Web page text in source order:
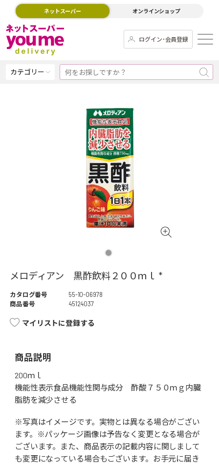
ネットスーパー オンラインショップ
ログイン･会員登録
カテゴリー
メロディアン 黒酢飲料２００ｍｌ *
カタログ番号
55-10-06978
商品番号
45124037
マイリストに登録する
商品説明
200ｍｌ
機能性表示食品機能性関与成分 酢酸７５０ｍｇ内臓
脂肪を減少させる
※写真はイメージです。実物とは異なる場合がござい
ます。※パッケージ画像は予告なく変更となる場合が
ございます。また、商品表示の記載内容に関しまして
も変更になっている場合もございます。お手元に届き